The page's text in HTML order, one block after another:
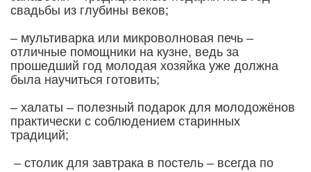
свадьбы из глубины веков;
– мультиварка или микроволновая печь –
отличные помощники на кузне, ведь за
прошедший год молодая хозяйка уже должна
была научиться готовить;
– халаты – полезный подарок для молодожёнов
практически с соблюдением старинных
традиций;
– столик для завтрака в постель – всегда по